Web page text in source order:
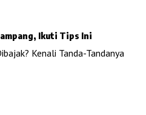
Ikuti Tips Ini